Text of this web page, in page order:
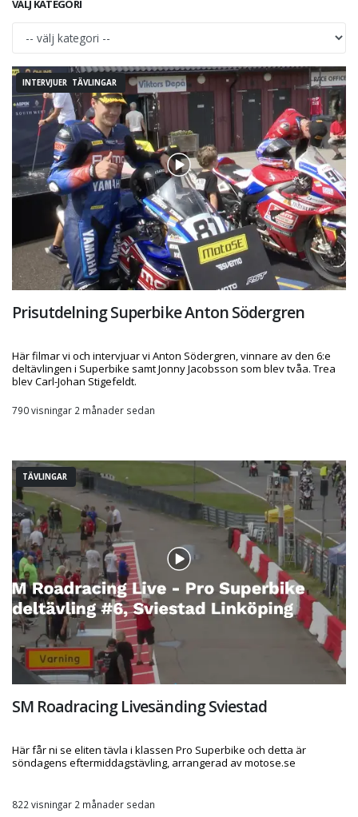
VÄLJ KATEGORI
INTERVJUER TÄVLINGAR
Prisutdelning Superbike Anton Södergren
Här filmar vi och intervjuar vi Anton Södergren, vinnare av den 6:e
deltävlingen i Superbike samt Jonny Jacobsson som blev tvåa. Trea
blev Carl-Johan Stigefeldt.
790 visningar 2 månader sedan
TÄVLINGAR
SM Roadracing Livesänding Sviestad
Här får ni se eliten tävla i klassen Pro Superbike och detta är
söndagens eftermiddagstävling, arrangerad av motose.se
822 visningar 2 månader sedan